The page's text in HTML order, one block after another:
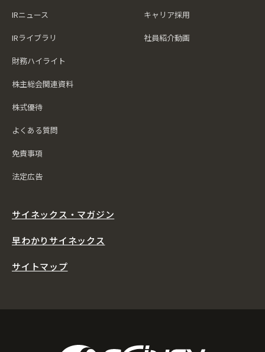
IRニュース
IRライブラリ
財務ハイライト
株主総会関連資料
株式優待
よくある質問
免責事項
法定広告
キャリア採用
社員紹介動画
サイネックス・マガジン
早わかりサイネックス
サイトマップ